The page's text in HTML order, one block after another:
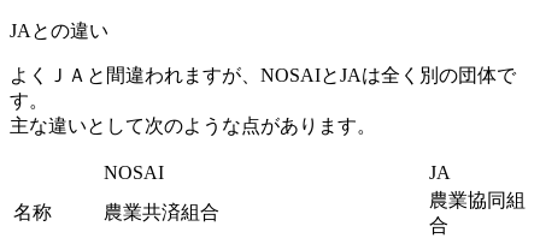
JAとの違い
よくＪＡと間違われますが、NOSAIとJAは全く別の団体で
す。
主な違いとして次のような点があります。
NOSAI
JA
名称
農業共済組合
農業協同組
合